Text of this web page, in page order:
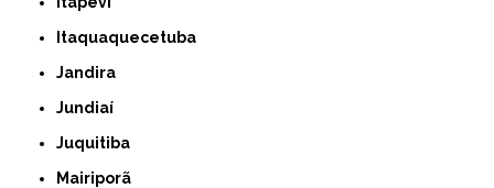
Itaquaquecetuba
Jandira
Jundiaí
Juquitiba
Mairiporã